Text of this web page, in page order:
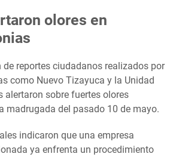
olores en
reportes ciudadanos realizados por
como Nuevo Tizayuca y la Unidad
alertaron sobre fuertes olores
madrugada del pasado 10 de mayo.
indicaron que una empresa
ya enfrenta un procedimiento